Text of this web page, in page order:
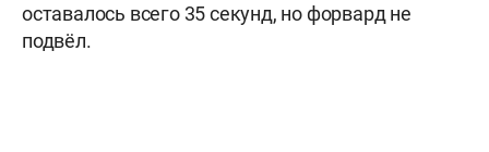
оставалось всего 35 секунд, но форвард не
подвёл.